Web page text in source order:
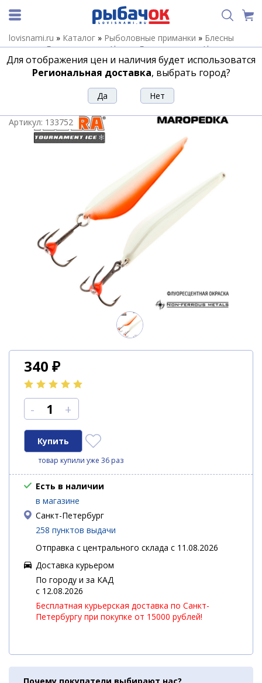
lovisnami.ru » Каталог » Рыболовные приманки » Блесны
зимние»Блесны зимние Akara»Блесны зимние Akara
Maropedka»Блесна Akara Tournament Ice Maropedka 45 6гр.
32P фосфорн
Блесна Akara Tournament Ice
Maropedka 45 6гр. 32P фосфорн
Артикул: 133752
340 ₽
- +
товар купили уже 36 раз
Есть в наличии
в магазине
Санкт-Петербург
258 пунктов выдачи
Отправка с центрального склада с 11.08.2026
Доставка курьером
По городу и за КАД
c 12.08.2026
Бесплатная курьерская доставка по Санкт-
Петербургу при покупке от 15000 рублей!
Для отображения цен и наличия будет использоватся
Региональная доставка, выбрать город?